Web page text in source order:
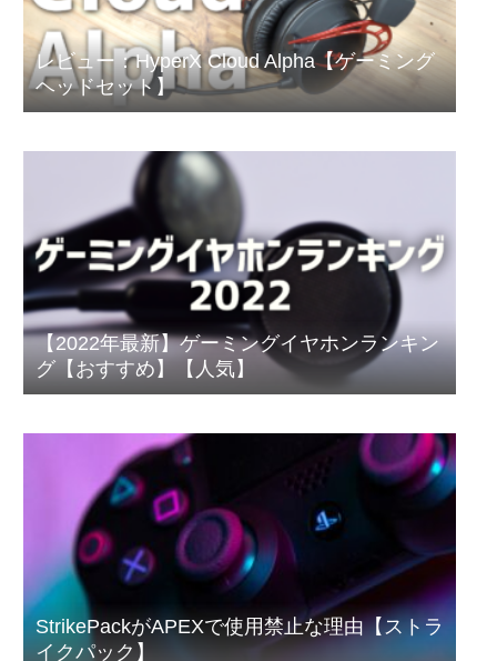
レビュー：HyperX Cloud Alpha【ゲーミング
ヘッドセット】
【2022年最新】ゲーミングイヤホンランキン
グ【おすすめ】【人気】
StrikePackがAPEXで使用禁止な理由【ストラ
イクパック】